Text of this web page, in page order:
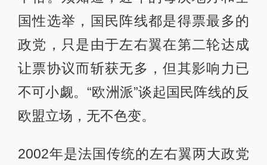
国性选举，国民阵线都是得票最多的
政党，只是由于左右翼在第二轮达成
让票协议而斩获无多，但其影响力已
不可小觑。“欧洲派”谈起国民阵线的反
欧盟立场，无不色变。
2002年是法国传统的左右翼两大政党